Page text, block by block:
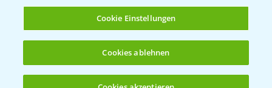
Allgemeine Nutzungsbedingungen
Datenschutzerklärung
Impressum
Gebrauchshinweise
Cookie Einstellungen
Cookies ablehnen